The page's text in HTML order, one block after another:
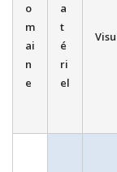
o
m
ai
n
e
a
t
é
ri
el